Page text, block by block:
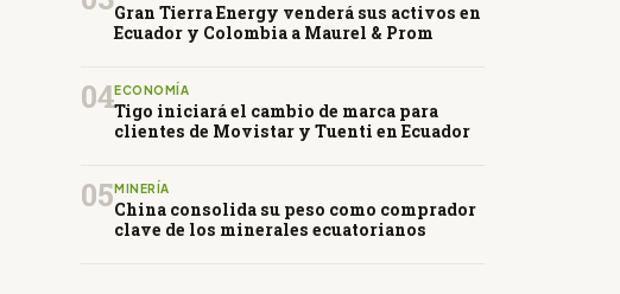
Gran Tierra Energy venderá sus activos en
Ecuador y Colombia a Maurel & Prom
04ECONOMÍA
Tigo iniciará el cambio de marca para
clientes de Movistar y Tuenti en Ecuador
05 MINERÍA
China consolida su peso como comprador
clave de los minerales ecuatorianos